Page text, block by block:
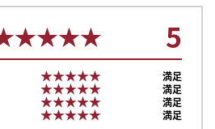
5
★★★★★
★★★★★
満足
★★★★★
★★★★★
満足
★★★★★
★★★★★
満足
★★★★★
★★★★★ 満足